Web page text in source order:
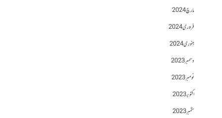
مارچ 2024
فروری 2024
جنوری 2024
دسمبر 2023
نومبر 2023
اکتوبر 2023
ستمبر 2023